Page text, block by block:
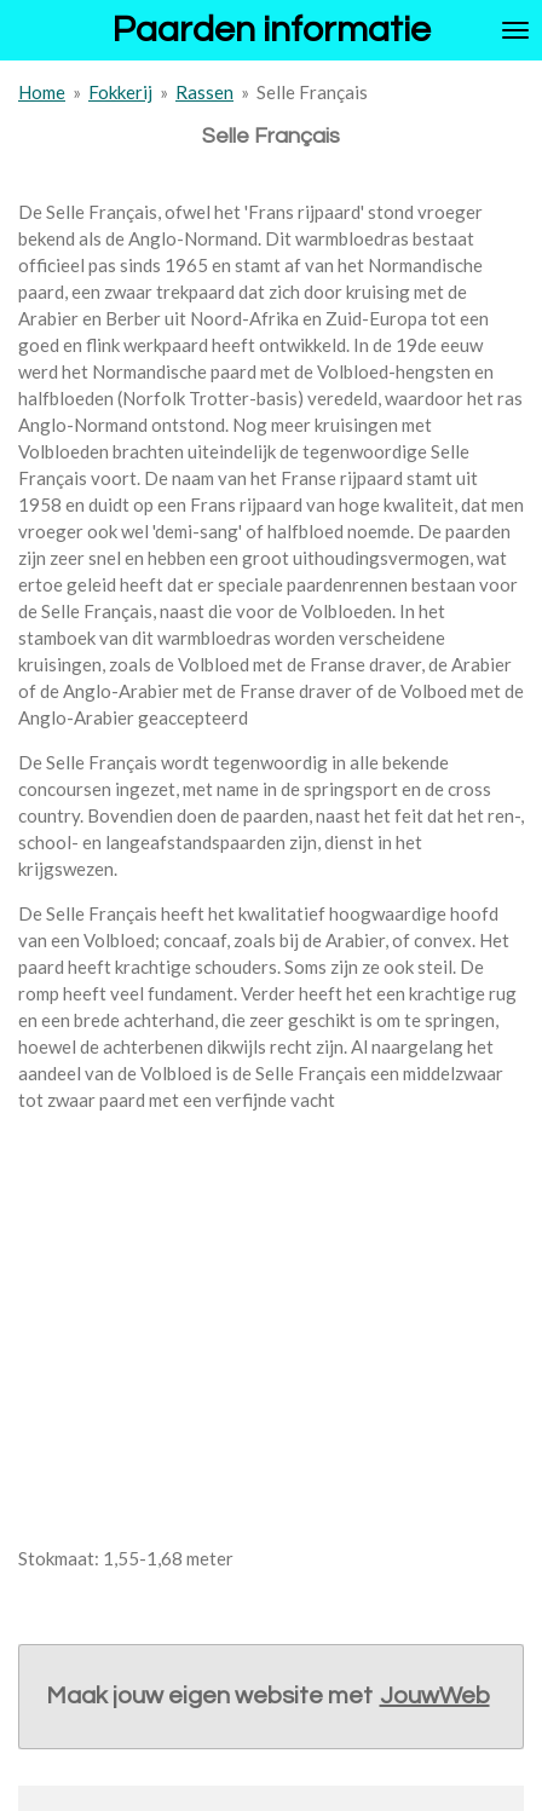
de
Paarden informatie
Home » Fokkerij » Rassen » Selle Français
Selle Français
De Selle Français, ofwel het 'Frans rijpaard' stond vroeger
bekend als de Anglo-Normand. Dit warmbloedras bestaat
officieel pas sinds 1965 en stamt af van het Normandische
paard, een zwaar trekpaard dat zich door kruising met de
Arabier en Berber uit Noord-Afrika en Zuid-Europa tot een
goed en flink werkpaard heeft ontwikkeld. In de 19de eeuw
werd het Normandische paard met de Volbloed-hengsten en
halfbloeden (Norfolk Trotter-basis) veredeld, waardoor het ras
Anglo-Normand ontstond. Nog meer kruisingen met
Volbloeden brachten uiteindelijk de tegenwoordige Selle
Français voort. De naam van het Franse rijpaard stamt uit
1958 en duidt op een Frans rijpaard van hoge kwaliteit, dat men
vroeger ook wel 'demi-sang' of halfbloed noemde. De paarden
zijn zeer snel en hebben een groot uithoudingsvermogen, wat
ertoe geleid heeft dat er speciale paardenrennen bestaan voor
de Selle Français, naast die voor de Volbloeden. In het
stamboek van dit warmbloedras worden verscheidene
kruisingen, zoals de Volbloed met de Franse draver, de Arabier
of de Anglo-Arabier met de Franse draver of de Volboed met de
Anglo-Arabier geaccepteerd
De Selle Français wordt tegenwoordig in alle bekende
concoursen ingezet, met name in de springsport en de cross
country. Bovendien doen de paarden, naast het feit dat het ren-,
school- en langeafstandspaarden zijn, dienst in het
krijgswezen.
De Selle Français heeft het kwalitatief hoogwaardige hoofd
van een Volbloed; concaaf, zoals bij de Arabier, of convex. Het
paard heeft krachtige schouders. Soms zijn ze ook steil. De
romp heeft veel fundament. Verder heeft het een krachtige rug
en een brede achterhand, die zeer geschikt is om te springen,
hoewel de achterbenen dikwijls recht zijn. Al naargelang het
aandeel van de Volbloed is de Selle Français een middelzwaar
tot zwaar paard met een verfijnde vacht
Stokmaat: 1,55-1,68 meter
Maak jouw eigen website met JouwWeb